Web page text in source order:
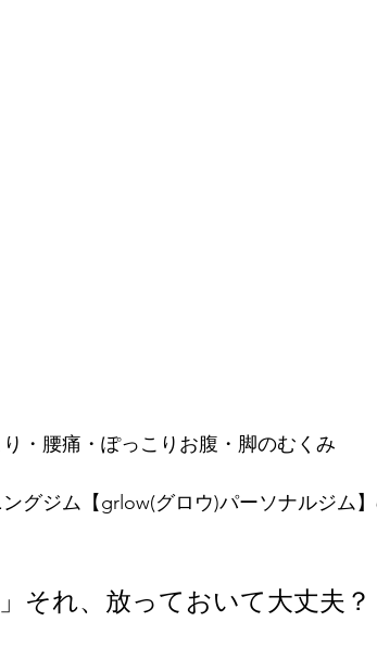
・腰痛・ぽっこりお腹・脚のむくみ
グジム【grlow(グロウ)パーソナルジム】
それ、放っておいて大丈夫？